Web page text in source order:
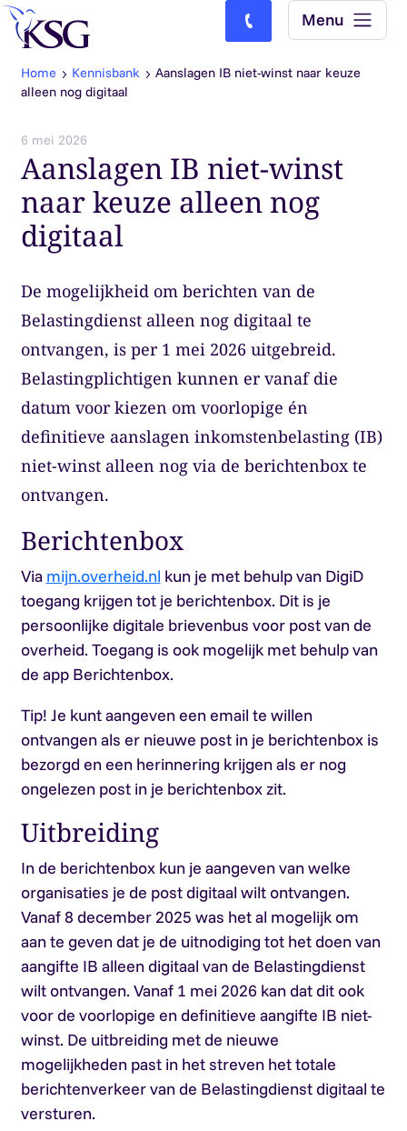
Skip to content
Bel ons: (0)77-4740000
Menu
Home Kennisbank
Aanslagen IB niet-winst naar keuze
alleen nog digitaal
6 mei 2026
Aanslagen IB niet-winst
naar keuze alleen nog
digitaal
De mogelijkheid om berichten van de
Belastingdienst alleen nog digitaal te
ontvangen, is per 1 mei 2026 uitgebreid.
Belastingplichtigen kunnen er vanaf die
datum voor kiezen om voorlopige én
definitieve aanslagen inkomstenbelasting (IB)
niet-winst alleen nog via de berichtenbox te
ontvangen.
Berichtenbox
Via mijn.overheid.nl kun je met behulp van DigiD
toegang krijgen tot je berichtenbox. Dit is je
persoonlijke digitale brievenbus voor post van de
overheid. Toegang is ook mogelijk met behulp van
de app Berichtenbox.
Tip! Je kunt aangeven een email te willen
ontvangen als er nieuwe post in je berichtenbox is
bezorgd en een herinnering krijgen als er nog
ongelezen post in je berichtenbox zit.
Uitbreiding
In de berichtenbox kun je aangeven van welke
organisaties je de post digitaal wilt ontvangen.
Vanaf 8 december 2025 was het al mogelijk om
aan te geven dat je de uitnodiging tot het doen van
aangifte IB alleen digitaal van de Belastingdienst
wilt ontvangen. Vanaf 1 mei 2026 kan dat dit ook
voor de voorlopige en definitieve aangifte IB niet-
winst. De uitbreiding met de nieuwe
mogelijkheden past in het streven het totale
berichtenverkeer van de Belastingdienst digitaal te
versturen.